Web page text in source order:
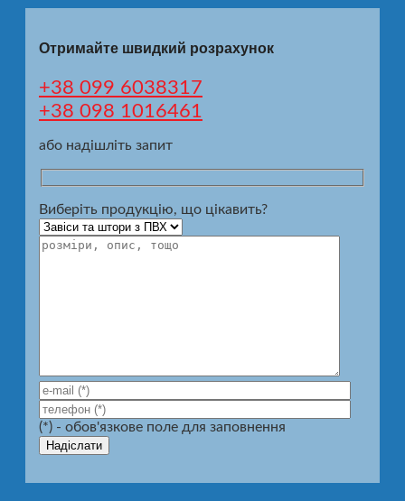
Отримайте швидкий розрахунок
+38 099 6038317
+38 098 1016461
або надішліть запит
Виберіть продукцію, що цікавить?
(*) - обов'язкове поле для заповнення